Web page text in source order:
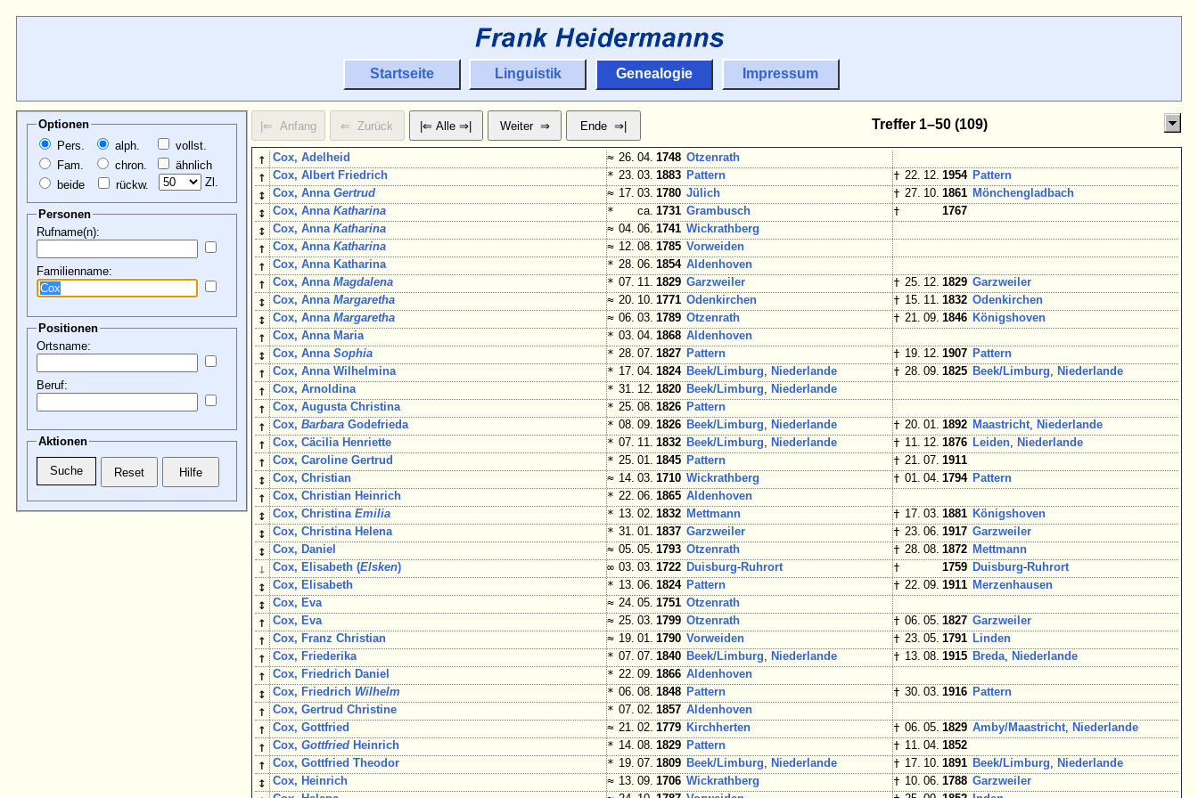
Startseite Linguistik Genealogie Impressum
Optionen
Pers.
Fam.
beide
alph.
chron.
rückw.
vollst.
ähnlich
Zl.
Personen
Rufname(n):
Familienname:
Positionen
Ortsname:
Beruf:
Aktionen
Treffer 1–50 (109)
↑ Cox, Adelheid ≈ 26. 04. 1748 Otzenrath
↑ Cox, Albert Friedrich * 23. 03. 1883 Pattern † 22. 12. 1954 Pattern
↕ Cox, AnnaGertrud ≈ 17. 03. 1780 Jülich † 27. 10. 1861 Mönchengladbach
↕ Cox, AnnaKatharina * ca. 1731 Grambusch † 1767
↕ Cox, AnnaKatharina ≈ 04. 06. 1741 Wickrathberg
↑ Cox, AnnaKatharina ≈ 12. 08. 1785 Vorweiden
↑ Cox, Anna Katharina * 28. 06. 1854 Aldenhoven
↑ Cox, AnnaMagdalena * 07. 11. 1829 Garzweiler † 25. 12. 1829 Garzweiler
↕ Cox, AnnaMargaretha ≈ 20. 10. 1771 Odenkirchen † 15. 11. 1832 Odenkirchen
↕ Cox, AnnaMargaretha ≈ 06. 03. 1789 Otzenrath † 21. 09. 1846 Königshoven
↑ Cox, Anna Maria * 03. 04. 1868 Aldenhoven
↕ Cox, AnnaSophia * 28. 07. 1827 Pattern † 19. 12. 1907 Pattern
↑ Cox, Anna Wilhelmina * 17. 04. 1824 Beek/Limburg, Niederlande † 28. 09. 1825 Beek/Limburg, Niederlande
↑ Cox, Arnoldina * 31. 12. 1820 Beek/Limburg, Niederlande
↑ Cox, Augusta Christina * 25. 08. 1826 Pattern
↑ Cox,Barbara Godefrieda * 08. 09. 1826 Beek/Limburg, Niederlande † 20. 01. 1892 Maastricht, Niederlande
↑ Cox, Cäcilia Henriette * 07. 11. 1832 Beek/Limburg, Niederlande † 11. 12. 1876 Leiden, Niederlande
↑ Cox, Caroline Gertrud * 25. 01. 1845 Pattern † 21. 07. 1911
↕ Cox, Christian ≈ 14. 03. 1710 Wickrathberg † 01. 04. 1794 Pattern
↑ Cox, Christian Heinrich * 22. 06. 1865 Aldenhoven
↕ Cox, ChristinaEmilia * 13. 02. 1832 Mettmann † 17. 03. 1881 Königshoven
↕ Cox, Christina Helena * 31. 01. 1837 Garzweiler † 23. 06. 1917 Garzweiler
↕ Cox, Daniel ≈ 05. 05. 1793 Otzenrath † 28. 08. 1872 Mettmann
↓ Cox, Elisabeth (Elsken) ∞ 03. 03. 1722 Duisburg-Ruhrort † 1759 Duisburg-Ruhrort
↕ Cox, Elisabeth * 13. 06. 1824 Pattern † 22. 09. 1911 Merzenhausen
↕ Cox, Eva ≈ 24. 05. 1751 Otzenrath
↑ Cox, Eva ≈ 25. 03. 1799 Otzenrath † 06. 05. 1827 Garzweiler
↑ Cox, Franz Christian ≈ 19. 01. 1790 Vorweiden † 23. 05. 1791 Linden
↑ Cox, Friederika * 07. 07. 1840 Beek/Limburg, Niederlande † 13. 08. 1915 Breda, Niederlande
↑ Cox, Friedrich Daniel * 22. 09. 1866 Aldenhoven
↕ Cox, Friedrich Wilhelm * 06. 08. 1848 Pattern † 30. 03. 1916 Pattern
↑ Cox, Gertrud Christine * 07. 02. 1857 Aldenhoven
↑ Cox, Gottfried ≈ 21. 02. 1779 Kirchherten † 06. 05. 1829 Amby/Maastricht, Niederlande
↑ Cox,Gottfried Heinrich * 14. 08. 1829 Pattern † 11. 04. 1852
↑ Cox, Gottfried Theodor * 19. 07. 1809 Beek/Limburg, Niederlande † 17. 10. 1891 Beek/Limburg, Niederlande
↕ Cox, Heinrich ≈ 13. 09. 1706 Wickrathberg † 10. 06. 1788 Garzweiler